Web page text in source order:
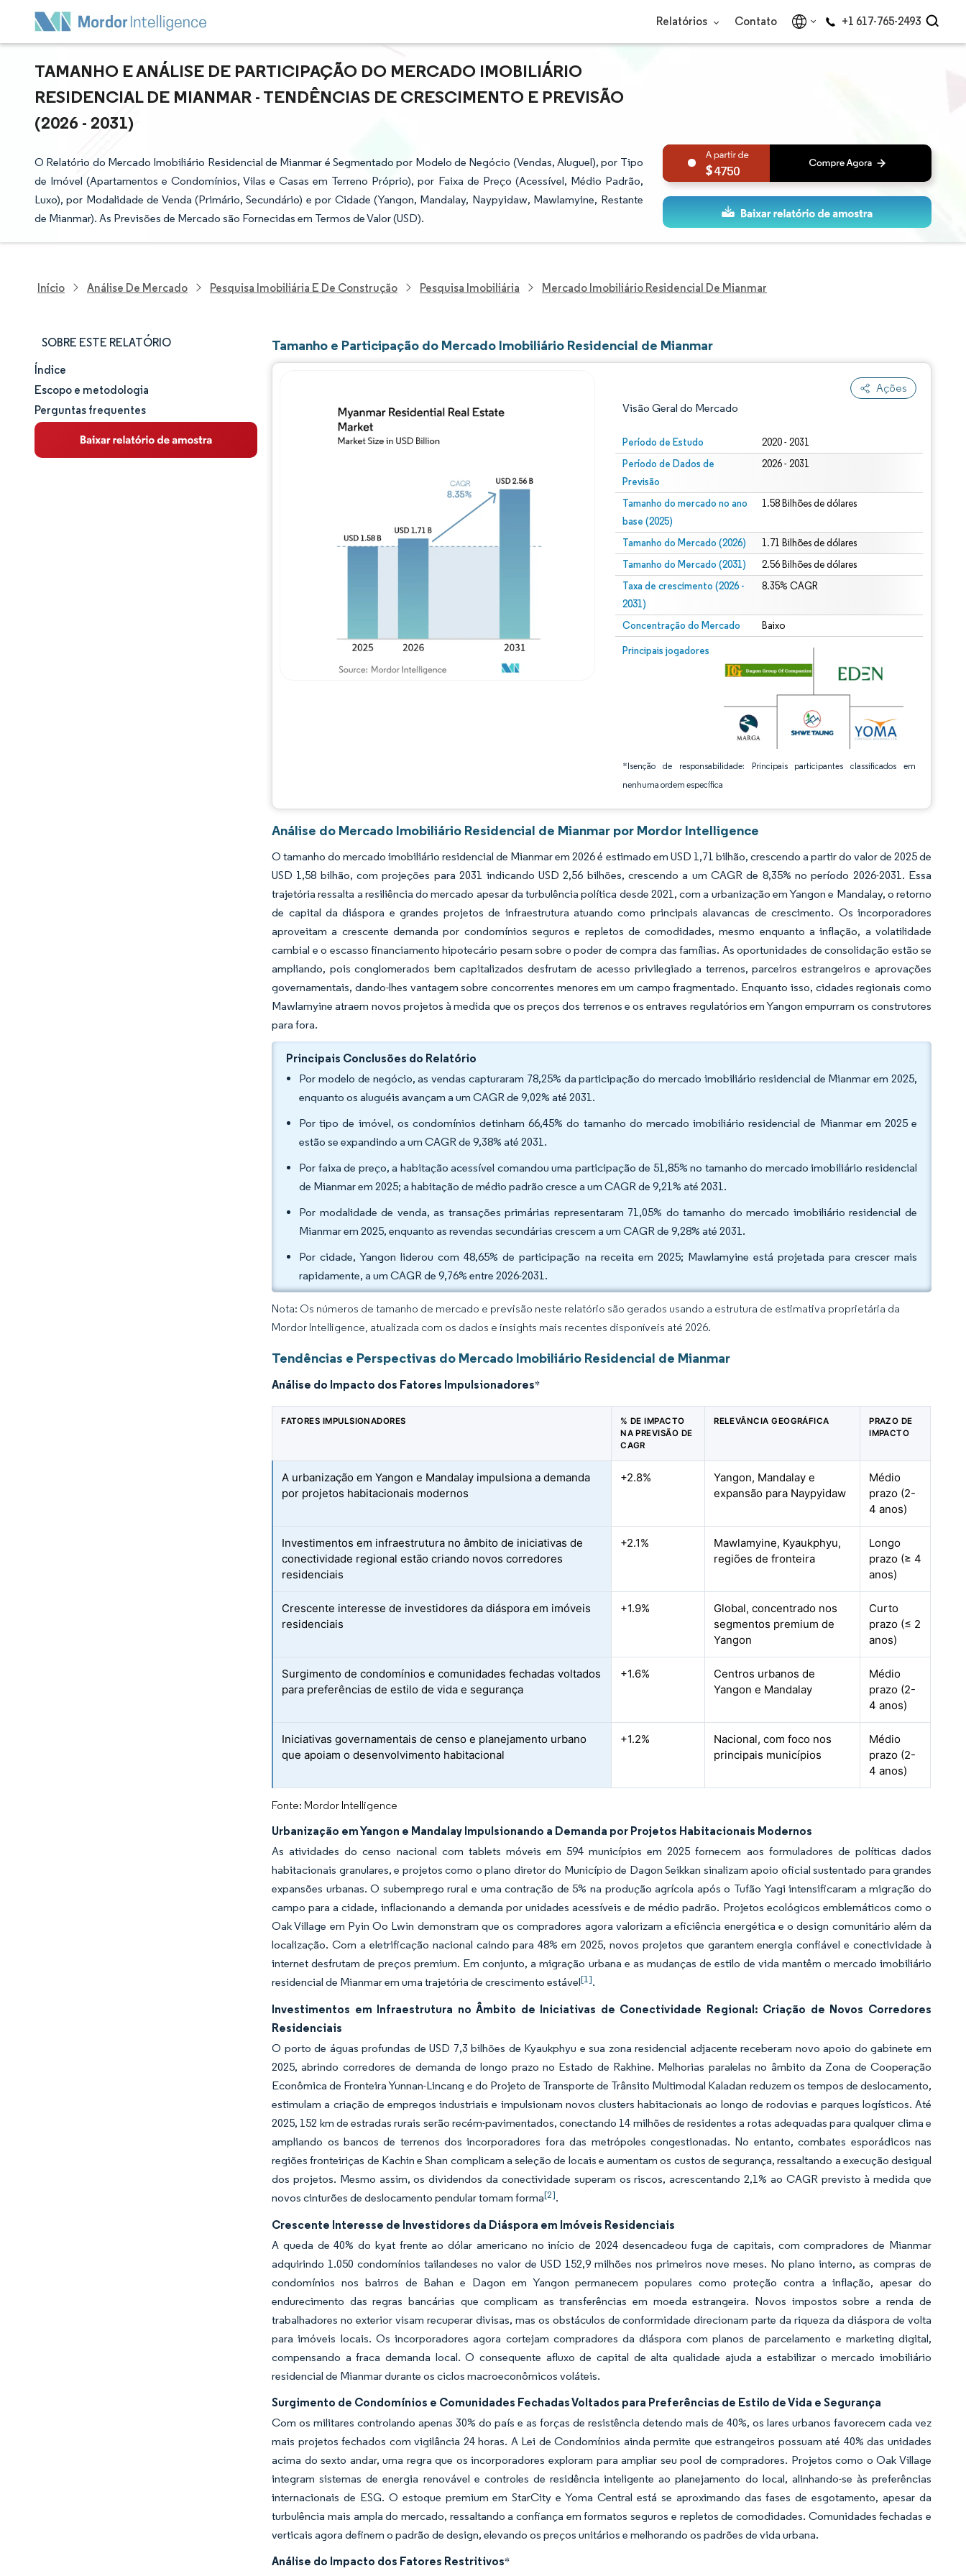
Relatórios Contato +1 617-765-2493
TAMANHO E ANÁLISE DE PARTICIPAÇÃO DO MERCADO IMOBILIÁRIO
RESIDENCIAL DE MIANMAR - TENDÊNCIAS DE CRESCIMENTO E PREVISÃO
(2026 - 2031)
O Relatório do Mercado Imobiliário Residencial de Mianmar é Segmentado por Modelo de Negócio (Vendas, Aluguel), por Tipo
de Imóvel (Apartamentos e Condomínios, Vilas e Casas em Terreno Próprio), por Faixa de Preço (Acessível, Médio Padrão,
Luxo), por Modalidade de Venda (Primário, Secundário) e por Cidade (Yangon, Mandalay, Naypyidaw, Mawlamyine, Restante
de Mianmar). As Previsões de Mercado são Fornecidas em Termos de Valor (USD).
4750
Início Análise De Mercado Pesquisa Imobiliária E De Construção Pesquisa Imobiliária Mercado Imobiliário Residencial De Mianmar
SOBRE ESTE RELATÓRIO
Tamanho e participação de mercado
Análise de mercado
Tendências e insights
Índice
Escopo e metodologia
Perguntas frequentes
Tamanho e Participação do Mercado Imobiliário Residencial de Mianmar
Ações
Visão Geral do Mercado
Período de Estudo 2020 - 2031
Período de Dados de
Previsão
2026 - 2031
Tamanho do mercado no ano
base (2025)
1.58 Bilhões de dólares
Tamanho do Mercado (2026) 1.71 Bilhões de dólares
Tamanho do Mercado (2031) 2.56 Bilhões de dólares
Taxa de crescimento (2026 -
2031)
8.35% CAGR
Concentração do Mercado Baixo
Principais jogadores
*Isenção de responsabilidade: Principais participantes classificados em
nenhuma ordem específica
Imagem © Mordor Intelligence. O reuso requer atribuição conforme CC BY 4.0.
Imagem © Mordor Intelligence. O reuso requer atribuição conforme CC BY 4.0.
Análise do Mercado Imobiliário Residencial de Mianmar por Mordor Intelligence
O tamanho do mercado imobiliário residencial de Mianmar em 2026 é estimado em USD 1,71 bilhão, crescendo a partir do valor de 2025 de
USD 1,58 bilhão, com projeções para 2031 indicando USD 2,56 bilhões, crescendo a um CAGR de 8,35% no período 2026-2031. Essa
trajetória ressalta a resiliência do mercado apesar da turbulência política desde 2021, com a urbanização em Yangon e Mandalay, o retorno
de capital da diáspora e grandes projetos de infraestrutura atuando como principais alavancas de crescimento. Os incorporadores
aproveitam a crescente demanda por condomínios seguros e repletos de comodidades, mesmo enquanto a inflação, a volatilidade
cambial e o escasso financiamento hipotecário pesam sobre o poder de compra das famílias. As oportunidades de consolidação estão se
ampliando, pois conglomerados bem capitalizados desfrutam de acesso privilegiado a terrenos, parceiros estrangeiros e aprovações
governamentais, dando-lhes vantagem sobre concorrentes menores em um campo fragmentado. Enquanto isso, cidades regionais como
Mawlamyine atraem novos projetos à medida que os preços dos terrenos e os entraves regulatórios em Yangon empurram os construtores
para fora.
Principais Conclusões do Relatório
Por modelo de negócio, as vendas capturaram 78,25% da participação do mercado imobiliário residencial de Mianmar em 2025,
enquanto os aluguéis avançam a um CAGR de 9,02% até 2031.
Por tipo de imóvel, os condomínios detinham 66,45% do tamanho do mercado imobiliário residencial de Mianmar em 2025 e
estão se expandindo a um CAGR de 9,38% até 2031.
Por faixa de preço, a habitação acessível comandou uma participação de 51,85% no tamanho do mercado imobiliário residencial
de Mianmar em 2025; a habitação de médio padrão cresce a um CAGR de 9,21% até 2031.
Por modalidade de venda, as transações primárias representaram 71,05% do tamanho do mercado imobiliário residencial de
Mianmar em 2025, enquanto as revendas secundárias crescem a um CAGR de 9,28% até 2031.
Por cidade, Yangon liderou com 48,65% de participação na receita em 2025; Mawlamyine está projetada para crescer mais
rapidamente, a um CAGR de 9,76% entre 2026-2031.
Nota: Os números de tamanho de mercado e previsão neste relatório são gerados usando a estrutura de estimativa proprietária da
Mordor Intelligence, atualizada com os dados e insights mais recentes disponíveis até 2026.
Tendências e Perspectivas do Mercado Imobiliário Residencial de Mianmar
Análise do Impacto dos Fatores Impulsionadores*
FATORES IMPULSIONADORES
% DE IMPACTO
NA PREVISÃO DE
CAGR
RELEVÂNCIA GEOGRÁFICA
PRAZO DE
IMPACTO
A urbanização em Yangon e Mandalay impulsiona a demanda
por projetos habitacionais modernos
+2.8%
Yangon, Mandalay e
expansão para Naypyidaw
Médio
prazo (2-
4 anos)
Investimentos em infraestrutura no âmbito de iniciativas de
conectividade regional estão criando novos corredores
residenciais
+2.1%
Mawlamyine, Kyaukphyu,
regiões de fronteira
Longo
prazo (≥ 4
anos)
Crescente interesse de investidores da diáspora em imóveis
residenciais
+1.9%
Global, concentrado nos
segmentos premium de
Yangon
Curto
prazo (≤ 2
anos)
Surgimento de condomínios e comunidades fechadas voltados
para preferências de estilo de vida e segurança
+1.6%
Centros urbanos de
Yangon e Mandalay
Médio
prazo (2-
4 anos)
Iniciativas governamentais de censo e planejamento urbano
que apoiam o desenvolvimento habitacional
+1.2%
Nacional, com foco nos
principais municípios
Médio
prazo (2-
4 anos)
Fonte: Mordor Intelligence
Urbanização em Yangon e Mandalay Impulsionando a Demanda por Projetos Habitacionais Modernos
As atividades do censo nacional com tablets móveis em 594 municípios em 2025 fornecem aos formuladores de políticas dados
habitacionais granulares, e projetos como o plano diretor do Município de Dagon Seikkan sinalizam apoio oficial sustentado para grandes
expansões urbanas. O subemprego rural e uma contração de 5% na produção agrícola após o Tufão Yagi intensificaram a migração do
campo para a cidade, inflacionando a demanda por unidades acessíveis e de médio padrão. Projetos ecológicos emblemáticos como o
Oak Village em Pyin Oo Lwin demonstram que os compradores agora valorizam a eficiência energética e o design comunitário além da
localização. Com a eletrificação nacional caindo para 48% em 2025, novos projetos que garantem energia confiável e conectividade à
internet desfrutam de preços premium. Em conjunto, a migração urbana e as mudanças de estilo de vida mantêm o mercado imobiliário
residencial de Mianmar em uma trajetória de crescimento estável[1].
Investimentos em Infraestrutura no Âmbito de Iniciativas de Conectividade Regional: Criação de Novos Corredores
Residenciais
O porto de águas profundas de USD 7,3 bilhões de Kyaukphyu e sua zona residencial adjacente receberam novo apoio do gabinete em
2025, abrindo corredores de demanda de longo prazo no Estado de Rakhine. Melhorias paralelas no âmbito da Zona de Cooperação
Econômica de Fronteira Yunnan-Lincang e do Projeto de Transporte de Trânsito Multimodal Kaladan reduzem os tempos de deslocamento,
estimulam a criação de empregos industriais e impulsionam novos clusters habitacionais ao longo de rodovias e parques logísticos. Até
2025, 152 km de estradas rurais serão recém-pavimentados, conectando 14 milhões de residentes a rotas adequadas para qualquer clima e
ampliando os bancos de terrenos dos incorporadores fora das metrópoles congestionadas. No entanto, combates esporádicos nas
regiões fronteiriças de Kachin e Shan complicam a seleção de locais e aumentam os custos de segurança, ressaltando a execução desigual
dos projetos. Mesmo assim, os dividendos da conectividade superam os riscos, acrescentando 2,1% ao CAGR previsto à medida que
novos cinturões de deslocamento pendular tomam forma[2].
Crescente Interesse de Investidores da Diáspora em Imóveis Residenciais
A queda de 40% do kyat frente ao dólar americano no início de 2024 desencadeou fuga de capitais, com compradores de Mianmar
adquirindo 1.050 condomínios tailandeses no valor de USD 152,9 milhões nos primeiros nove meses. No plano interno, as compras de
condomínios nos bairros de Bahan e Dagon em Yangon permanecem populares como proteção contra a inflação, apesar do
endurecimento das regras bancárias que complicam as transferências em moeda estrangeira. Novos impostos sobre a renda de
trabalhadores no exterior visam recuperar divisas, mas os obstáculos de conformidade direcionam parte da riqueza da diáspora de volta
para imóveis locais. Os incorporadores agora cortejam compradores da diáspora com planos de parcelamento e marketing digital,
compensando a fraca demanda local. O consequente afluxo de capital de alta qualidade ajuda a estabilizar o mercado imobiliário
residencial de Mianmar durante os ciclos macroeconômicos voláteis.
Surgimento de Condomínios e Comunidades Fechadas Voltados para Preferências de Estilo de Vida e Segurança
Com os militares controlando apenas 30% do país e as forças de resistência detendo mais de 40%, os lares urbanos favorecem cada vez
mais projetos fechados com vigilância 24 horas. A Lei de Condomínios ainda permite que estrangeiros possuam até 40% das unidades
acima do sexto andar, uma regra que os incorporadores exploram para ampliar seu pool de compradores. Projetos como o Oak Village
integram sistemas de energia renovável e controles de residência inteligente ao planejamento do local, alinhando-se às preferências
internacionais de ESG. O estoque premium em StarCity e Yoma Central está se aproximando das fases de esgotamento, apesar da
turbulência mais ampla do mercado, ressaltando a confiança em formatos seguros e repletos de comodidades. Comunidades fechadas e
verticais agora definem o padrão de design, elevando os preços unitários e melhorando os padrões de vida urbana.
Análise do Impacto dos Fatores Restritivos*